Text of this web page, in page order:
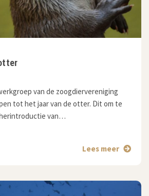
van de zoogdiervereniging
tot het jaar van de otter. Dit om te
van…
Lees meer